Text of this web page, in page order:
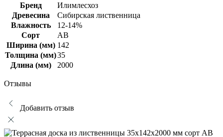
Бренд
Илимлесхоз
Древесина
Сибирская лиственница
Влажность
12-14%
Сорт
АВ
Ширина (мм) 142
Толщина (мм)35
Длина (мм)
2000
Отзывы
Добавить отзыв